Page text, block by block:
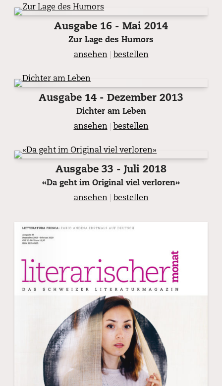
Ausgabe 16 - Mai 2014
Zur Lage des Humors
ansehen
bestellen
Ausgabe 14 - Dezember 2013
Dichter am Leben
ansehen
bestellen
Ausgabe 33 - Juli 2018
«Da geht im Original viel verloren»
ansehen
bestellen